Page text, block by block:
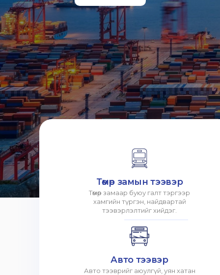
Төмөр замын тээвэр
Төмөр замаар буюу галт тэргээр
хамгийн түргэн, найдвартай
тээвэрлэлтийг хийдэг.
Авто тээвэр
Авто тээврийг аюулгүй, уян хатан